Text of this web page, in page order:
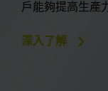
戶能夠提高生產
深入了解